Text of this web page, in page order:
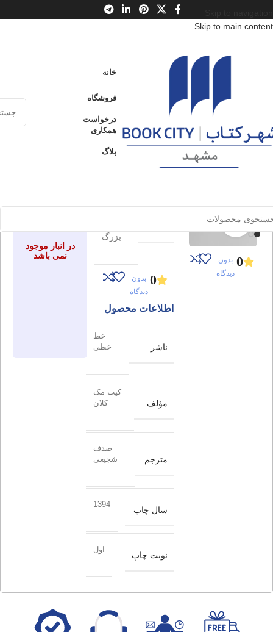
Skip to main content
خانه
فروشگاه
درخواست
همکاری
بلاگ
محصولات / کتاب کودک و نوجوان
کلیدهای کوچک برای قفل‌های بزرگ
برای بزرگنمایی کلیک کنید
0 بدون
دیدگاه
دعا درمانی
بزرگ
0 بدون
دیدگاه
اطلاعات محصول
ناشر
خط
خطی
مؤلف
کیت مک
کلان
مترجم
صدف
شجیعی
سال چاپ
1394
نوبت چاپ
اول
کارت‌های عضو
در انبار موجود
نمی باشد